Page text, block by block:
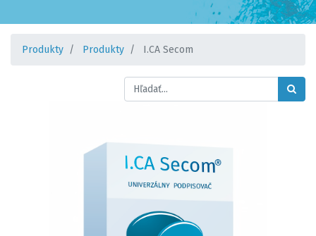
Produkty Produkty I.CA Secom